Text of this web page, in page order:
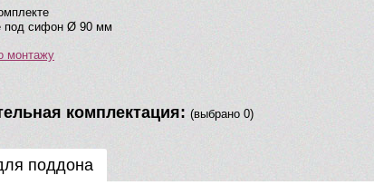
под сифон Ø 90 мм
монтажу
комплектация: (выбрано 0)
поддона